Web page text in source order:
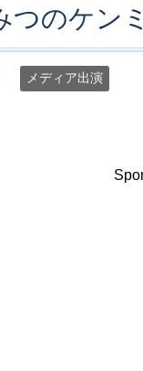
つのケン
メディア出演